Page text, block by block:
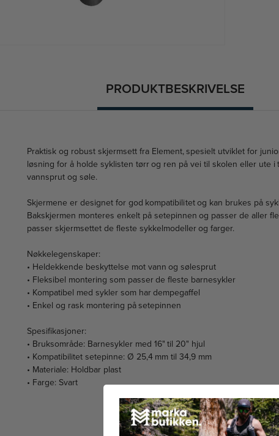
PRODUKTBESKRIVELSE
Praktisk og robust skjermsett fra Element, spesielt utviklet for
løsning for å holde syklisten tørr og ren på vei til skolen eller ute
vannsprut og søle.
Skjermene er designet for god kompatibilitet og kan brukes på
Bakskjermen monteres enkelt på setepinnen og passer de aller
passer skjermsettet de fleste sykkelmodeller og farger.
Nøkkelegenskaper:
• Heldekkende beskyttelse mot vann og sølesprut
• Fleksibel montering som passer de fleste barnesykler
• Kompatibel med sykler som har dempegaffel
• Enkel og rask montering på setepinnen
Spesifikasjoner:
• Bruksområde: Barnesykler med 16" til 20" hjul
• Kompatibilitet setepinne: Ø 25,4 mm til 34,9 mm
• Materiale: Holdbar plast
• Farge: Svart